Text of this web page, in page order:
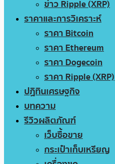
ข่าว Ripple (XRP)
ราคาและการวิเคราะห์
ราคา Bitcoin
ราคา Ethereum
ราคา Dogecoin
ราคา Ripple (XRP)
ปฏิทินเศรษฐกิจ
บทความ
รีวิวผลิตภัณฑ์
เว็บซื้อขาย
กระเป๋าเก็บเหรียญ